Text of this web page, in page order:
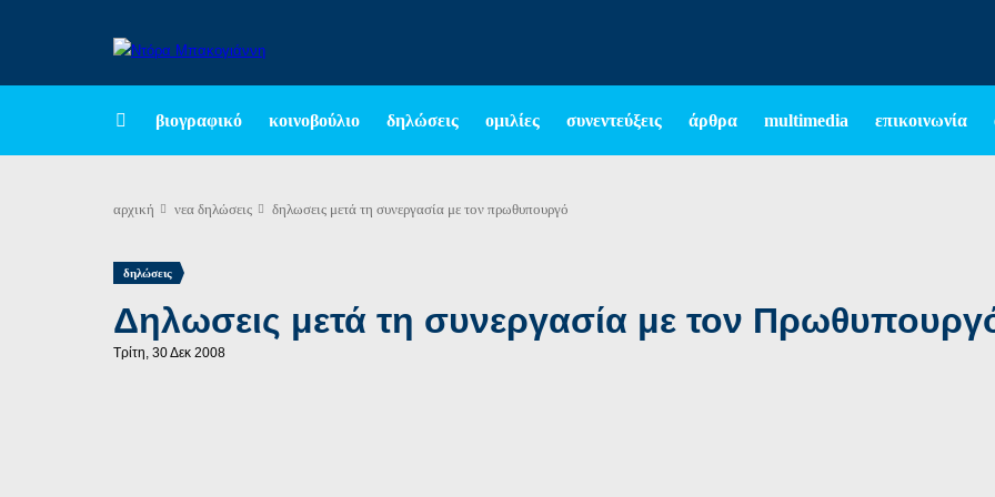
βιογραφικό κοινοβούλιο δηλώσεις ομιλίες συνεντεύξεις άρθρα multimedia επικοινωνία
αρχική νεα δηλώσεις δηλωσεις μετά τη συνεργασία με τον πρωθυπουργό
δηλώσεις
Δηλωσεις μετά τη συνεργασία με τον
Τρίτη, 30 Δεκ 2008